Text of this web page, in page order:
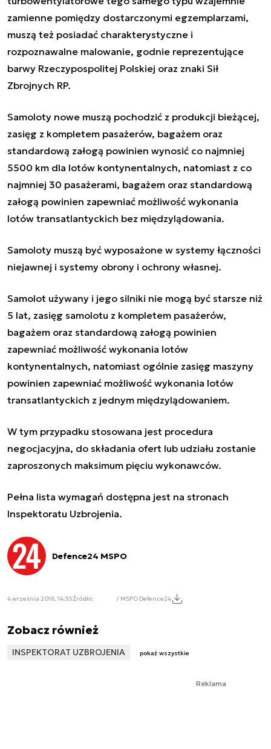
zamienne pomiędzy dostarczonymi egzemplarzami,
muszą też posiadać charakterystyczne i
rozpoznawalne malowanie, godnie reprezentujące
barwy Rzeczypospolitej Polskiej oraz znaki Sił
Zbrojnych RP.
Samoloty nowe muszą pochodzić z produkcji bieżącej,
zasięg z kompletem pasażerów, bagażem oraz
standardową załogą powinien wynosić co najmniej
5500 km dla lotów kontynentalnych, natomiast z co
najmniej 30 pasażerami, bagażem oraz standardową
załogą powinien zapewniać możliwość wykonania
lotów transatlantyckich bez międzylądowania.
Samoloty muszą być wyposażone w systemy łączności
niejawnej i systemy obrony i ochrony własnej.
Samolot używany i jego silniki nie mogą być starsze niż
5 lat, zasięg samolotu z kompletem pasażerów,
bagażem oraz standardową załogą powinien
zapewniać możliwość wykonania lotów
kontynentalnych, natomiast ogólnie zasięg maszyny
powinien zapewniać możliwość wykonania lotów
transatlantyckich z jednym międzylądowaniem.
W tym przypadku stosowana jest procedura
negocjacyjna, do składania ofert lub udziału zostanie
zaproszonych maksimum pięciu wykonawców.
Pełna lista wymagań dostępna jest na stronach
Inspektoratu Uzbrojenia.
Defence24 MSPO
4 września 2016, 14:35Źródło: / MSPO Defence24
Zobacz również
INSPEKTORAT UZBROJENIA pokaż wszystkie
Reklama